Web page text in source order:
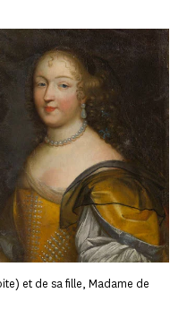
et de sa fille, Madame de